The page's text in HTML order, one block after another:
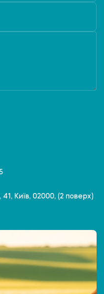
Київ, 02000, (2 поверх)